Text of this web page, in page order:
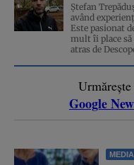
Ștefan
având
Este pasionat
mult îi place
atras de
Google